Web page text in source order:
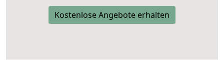
Kostenlose Angebote erhalten